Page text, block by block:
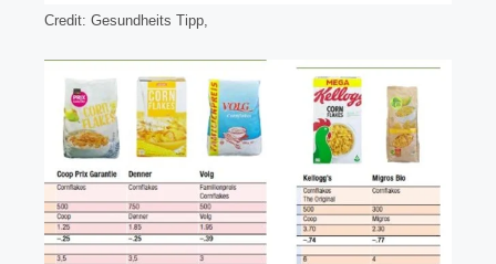
Credit: Gesundheits Tipp,